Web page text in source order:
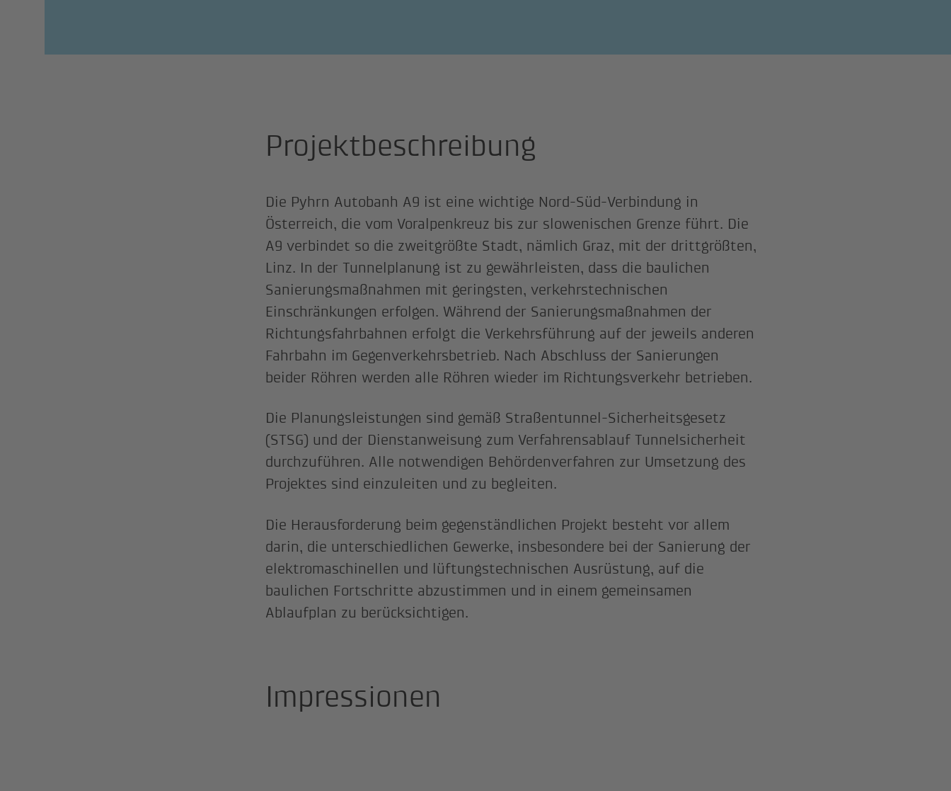
Projektbeschreibung
Die Pyhrn Autobanh A9 ist eine wichtige Nord-Süd-Verbindung in
Österreich, die vom Voralpenkreuz bis zur slowenischen Grenze führt. Die
A9 verbindet so die zweitgrößte Stadt, nämlich Graz, mit der drittgrößten,
Linz. In der Tunnelplanung ist zu gewährleisten, dass die baulichen
Sanierungsmaßnahmen mit geringsten, verkehrstechnischen
Einschränkungen erfolgen. Während der Sanierungsmaßnahmen der
Richtungsfahrbahnen erfolgt die Verkehrsführung auf der jeweils anderen
Fahrbahn im Gegenverkehrsbetrieb. Nach Abschluss der Sanierungen
beider Röhren werden alle Röhren wieder im Richtungsverkehr betrieben.
Die Planungsleistungen sind gemäß Straßentunnel-Sicherheitsgesetz
(STSG) und der Dienstanweisung zum Verfahrensablauf Tunnelsicherheit
durchzuführen. Alle notwendigen Behördenverfahren zur Umsetzung des
Projektes sind einzuleiten und zu begleiten.
Die Herausforderung beim gegenständlichen Projekt besteht vor allem
darin, die unterschiedlichen Gewerke, insbesondere bei der Sanierung der
elektromaschinellen und lüftungstechnischen Ausrüstung, auf die
baulichen Fortschritte abzustimmen und in einem gemeinsamen
Ablaufplan zu berücksichtigen.
Impressionen